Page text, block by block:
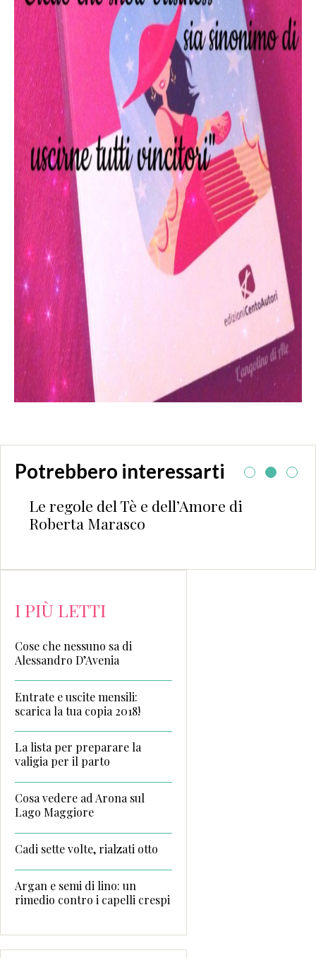
Potrebbero interessarti
e dell’Amore di
Guest Post :
I PIÙ LETTI
Cose che nessuno sa di
Alessandro D’Avenia
Entrate e uscite mensili:
scarica la tua copia 2018!
La lista per preparare la
valigia per il parto
Cosa vedere ad Arona sul
Lago Maggiore
Cadi sette volte, rialzati otto
Argan e semi di lino: un
rimedio contro i capelli crespi